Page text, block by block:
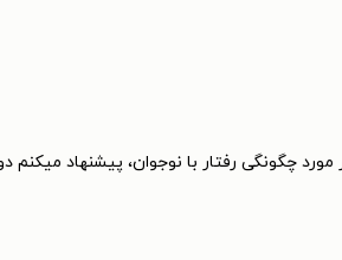
چگونگی رفتار با نوجوان، پیشنهاد